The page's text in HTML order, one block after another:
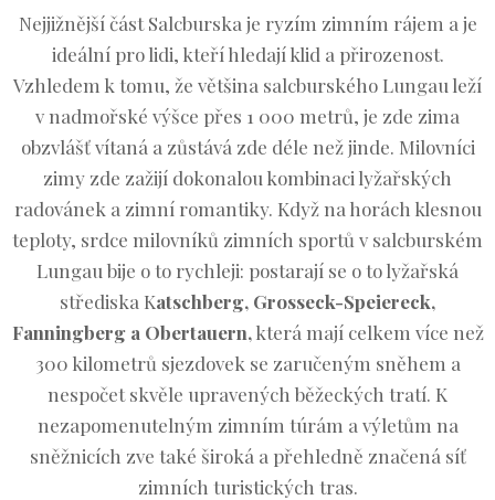
Nejjižnější část Salcburska je ryzím zimním rájem a je
ideální pro lidi, kteří hledají klid a přirozenost.
Vzhledem k tomu, že většina salcburského Lungau leží
v nadmořské výšce přes 1 000 metrů, je zde zima
obzvlášť vítaná a zůstává zde déle než jinde. Milovníci
zimy zde zažijí dokonalou kombinaci lyžařských
radovánek a zimní romantiky. Když na horách klesnou
teploty, srdce milovníků zimních sportů v salcburském
Lungau bije o to rychleji: postarají se o to lyžařská
střediska Katschberg, Grosseck-Speiereck,
Fanningberg a Obertauern,která mají celkem více než
300 kilometrů sjezdovek se zaručeným sněhem a
nespočet skvěle upravených běžeckých tratí. K
nezapomenutelným zimním túrám a výletům na
sněžnicích zve také široká a přehledně značená síť
zimních turistických tras.